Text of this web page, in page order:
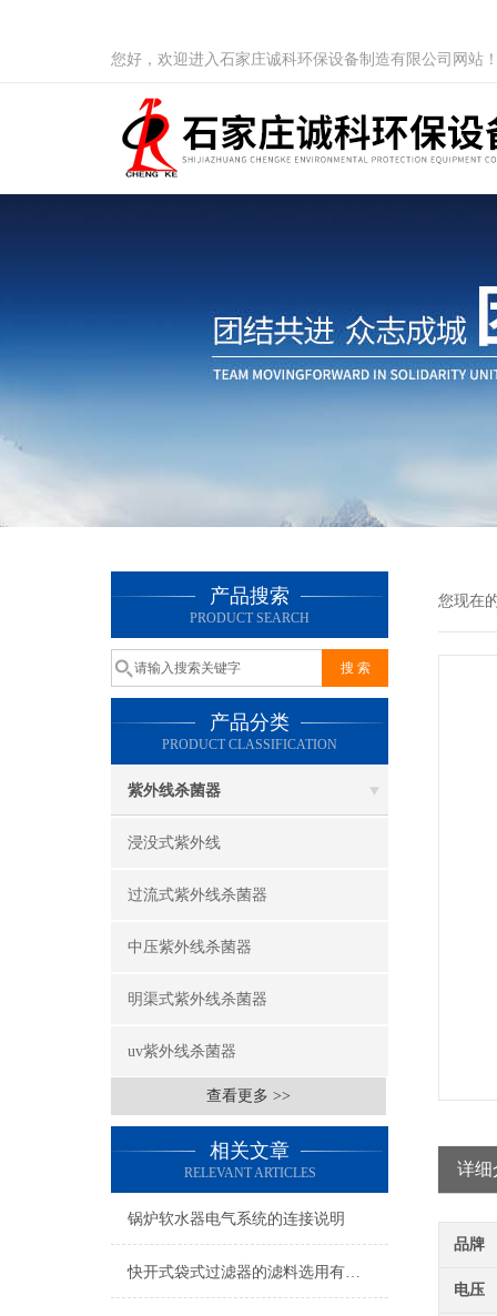
您好，欢迎进入石家庄诚科环保设备制造有限公司网站
产品搜索
PRODUCT SEARCH
产品分类
PRODUCT CLASSIFICATION
紫外线杀菌器
浸没式紫外线
过流式紫外线杀菌器
中压紫外线杀菌器
明渠式紫外线杀菌器
uv紫外线杀菌器
查看更多 >>
相关文章
RELEVANT ARTICLES
锅炉软水器电气系统的连接说明
快开式袋式过滤器的滤料选用有何说法？
您现在
详细
品牌
电压